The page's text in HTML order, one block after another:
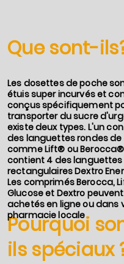
Que sont-
Pourquoi
ils spéciaux
Les dosettes de poche
étuis super incurvés et
conçus spécifiquement
transporter du sucre
existe deux types. L'un
des languettes rondes de
comme Lift® ou
contient 4 des languettes
rectangulaires Dextro
Les comprimés Berocca,
Glucose et Dextro
achetés en ligne ou dans
pharmacie locale